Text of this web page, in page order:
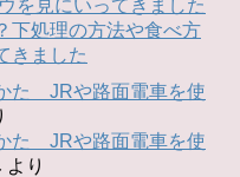
を見にいってきました
下処理の方法や食べ方
きました
た JRや路面電車を使
た JRや路面電車を使
より